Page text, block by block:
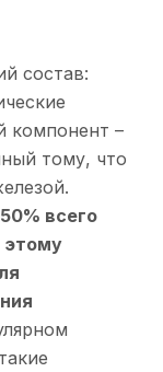
состав:
компонент –
тому, что
всего
этому